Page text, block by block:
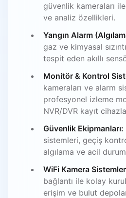
güvenlik kameraları
ve analiz özellikleri.
Yangın Alarm
gaz ve kimyasal
tespit eden akıllı
Monitör & Kontrol
kameraları ve alarm
profesyonel izleme
NVR/DVR kayıt
Güvenlik Ekipmanları:
sistemleri, geçiş
algılama ve acil
WiFi Kamera
bağlantı ile kolay
erişim ve bulut